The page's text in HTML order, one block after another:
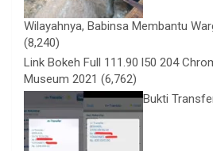
Wilayahnya, Babinsa Membantu
(8,240)
Link Bokeh Full 111.90 l50 204
Museum 2021 (6,762)
Bukti